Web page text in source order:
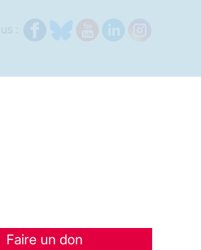
Faire un don